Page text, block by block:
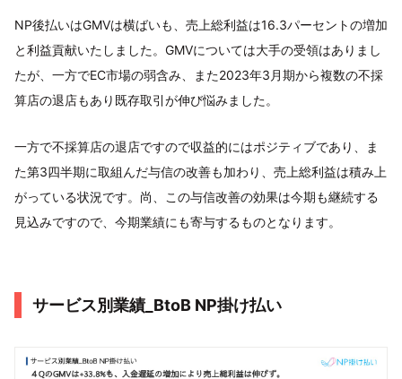
NP後払いはGMVは横ばいも、売上総利益は16.3パーセントの増加
と利益貢献いたしました。GMVについては大手の受領はありまし
たが、一方でEC市場の弱含み、また2023年3月期から複数の不採
算店の退店もあり既存取引が伸び悩みました。
一方で不採算店の退店ですので収益的にはポジティブであり、ま
た第3四半期に取組んだ与信の改善も加わり、売上総利益は積み上
がっている状況です。尚、この与信改善の効果は今期も継続する
見込みですので、今期業績にも寄与するものとなります。
サービス別業績_BtoB NP掛け払い